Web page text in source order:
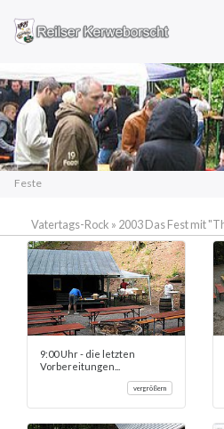
Inhalt
springen
Feste
Vatertags-Rock » 2003 Das Fest mit
9:00 Uhr - die letzten
Vorbereitungen...
vergrößern